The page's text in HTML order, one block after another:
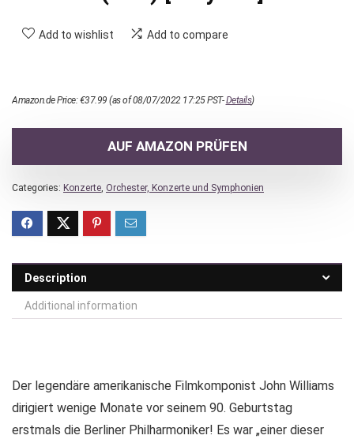
Add to wishlist Add to compare
Amazon.de Price:€37.99 (as of 08/07/2022 17:25 PST-Details)
AUF AMAZON PRÜFEN
Categories: Konzerte, Orchester, Konzerte und Symphonien
Description
Additional information
Der legendäre amerikanische Filmkomponist John Williams
dirigiert wenige Monate vor seinem 90. Geburtstag
erstmals die Berliner Philharmoniker! Es war „einer dieser